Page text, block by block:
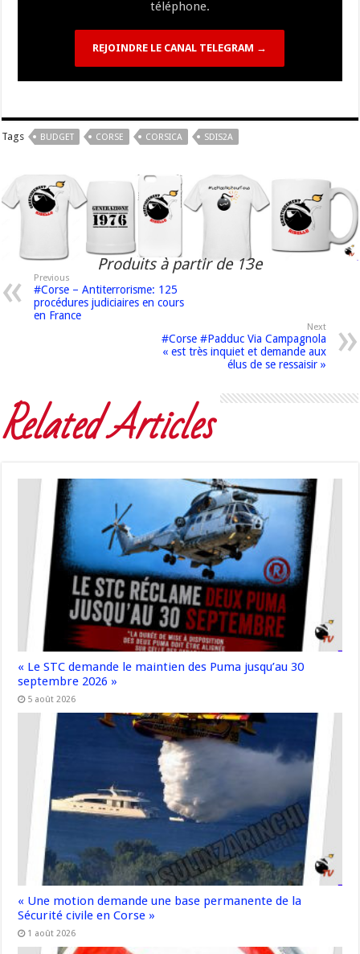
téléphone.
REJOINDRE LE CANAL TELEGRAM →
Tags BUDGET CORSE CORSICA SDIS2A
Produits à partir de 13e
Previous
#Corse – Antiterrorisme: 125
procédures judiciaires en cours
en France
Next
#Corse #Padduc Via Campagnola
« est très inquiet et demande aux
élus de se ressaisir »
Related Articles
« Le STC demande le maintien des Puma jusqu’au 30
septembre 2026 »
5 août 2026
« Une motion demande une base permanente de la
Sécurité civile en Corse »
1 août 2026